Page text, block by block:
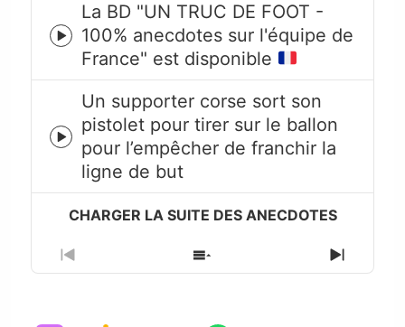
Episode
play
icon
La BD "UN TRUC DE FOOT -
100% anecdotes sur l'équipe de
France" est disponible
Episode
play
icon
Un supporter corse sort son
pistolet pour tirer sur le ballon
pour l’empêcher de franchir la
ligne de but
Previous
Episode
Show
Episodes
Next
Episode